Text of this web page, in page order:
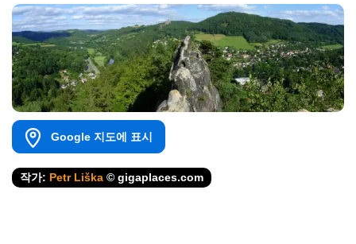
Google 지도에 표시
작가: Petr Liška © gigaplaces.com